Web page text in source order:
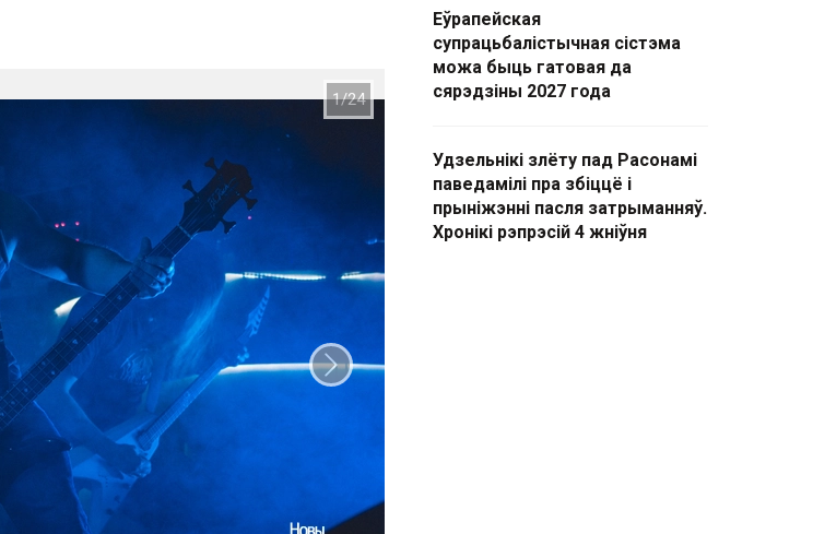
Наступны слайд
Еўрапейская
супрацьбалістычная сістэма
можа быць гатовая да
сярэдзіны 2027 года
Удзельнікі злёту пад Расонамі
паведамілі пра збіццё і
прыніжэнні пасля затрыманняў.
Хронікі рэпрэсій 4 жніўня